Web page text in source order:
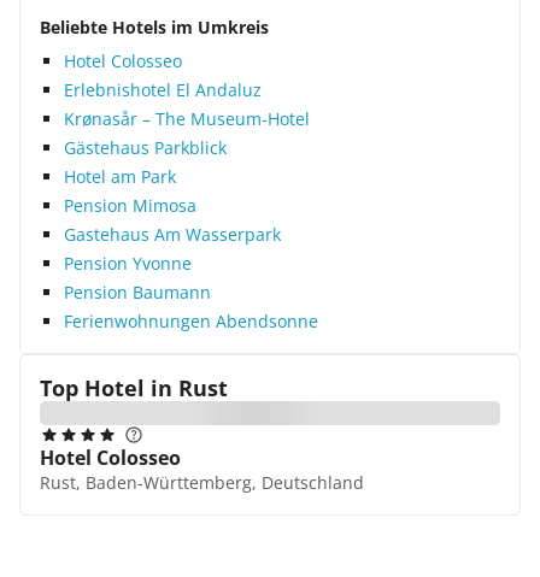
Beliebte Hotels im Umkreis
Hotel Colosseo
Erlebnishotel El Andaluz
Krønasår – The Museum-Hotel
Gästehaus Parkblick
Hotel am Park
Pension Mimosa
Gastehaus Am Wasserpark
Pension Yvonne
Pension Baumann
Ferienwohnungen Abendsonne
Top Hotel in Rust
Hotel Colosseo
Rust, Baden-Württemberg, Deutschland